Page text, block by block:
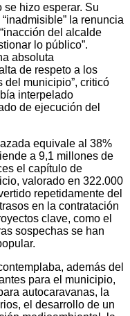
se hizo esperar. Su
la renuncia
del alcalde
lo público”.
absoluta
de respeto a los
del municipio”, criticó
interpelado
de ejecución del
equivale al 38%
a 9,1 millones de
el capítulo de
valorado en 322.000
repetidamente del
en la contratación
clave, como el
sospechas se han
además del
para el municipio,
autocaravanas, la
el desarrollo de un